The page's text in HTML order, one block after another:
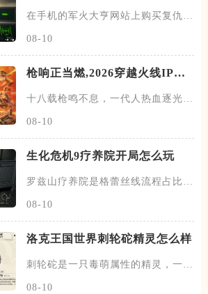
在手机的军火大亨网站上购买复仇者
08-10
枪响正当燃,2026穿越火线IP嘉
十八载枪鸣不息，一代人热血逐光。
08-10
生化危机9疗养院开局怎么玩
罗兹山疗养院是格蕾丝线流程占比极
08-10
洛克王国世界刺轮砣精灵怎么样
刺轮砣是一只毒萌属性的精灵，一共
08-10